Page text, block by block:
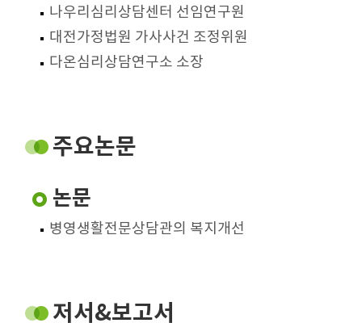
나우리심리상담센터 선임연구원
대전가정법원 가사사건 조정위원
다온심리상담연구소 소장
주요논문
논문
병영생활전문상담관의 복지개선
저서&보고서